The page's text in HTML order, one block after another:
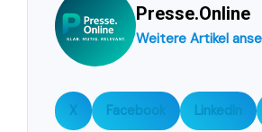
Presse.Online
Weitere Artikel
X Facebook LinkedIn